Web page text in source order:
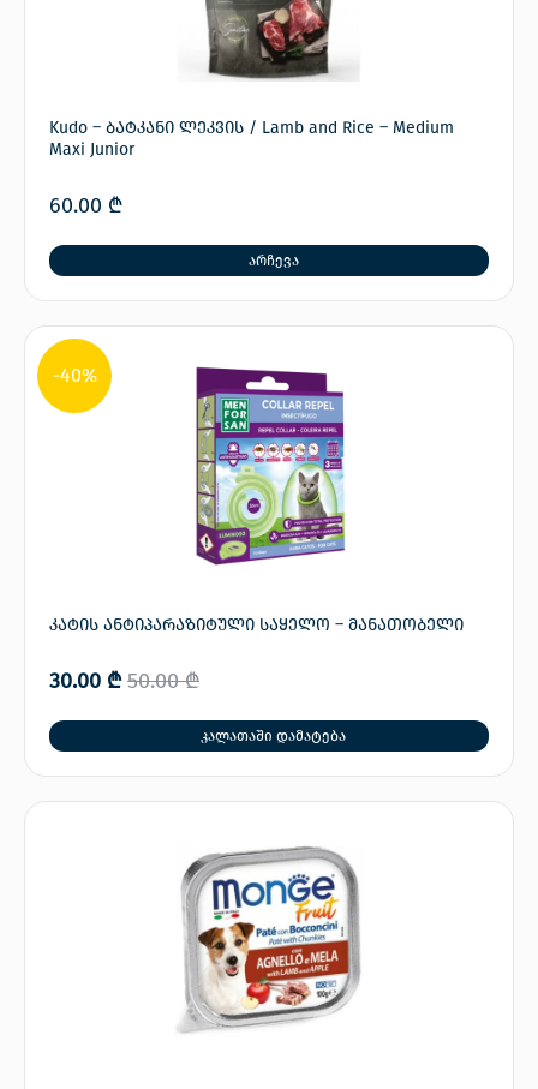
Kudo – ბატკანი ლეკვის / Lamb and Rice – Medium
Maxi Junior
60.00 ₾
არჩევა
-40%
კატის ანტიპარაზიტული საყელო – მანათობელი
50.00₾
30.00 ₾
კალათაში დამატება